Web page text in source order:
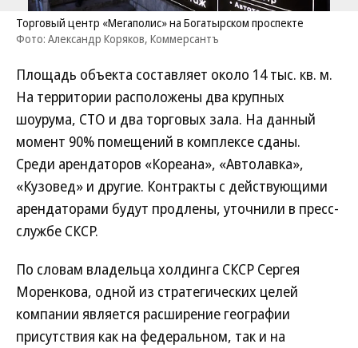
Торговый центр «Мегаполис» на Богатырском проспекте
Фото: Александр Коряков, Коммерсантъ
Площадь объекта составляет около 14 тыс. кв. м.
На территории расположены два крупных
шоурума, СТО и два торговых зала. На данный
момент 90% помещений в комплексе сданы.
Среди арендаторов «Кореана», «Автолавка»,
«Кузовед» и другие. Контракты с действующими
арендаторами будут продлены, уточнили в пресс-
службе СКСР.
По словам владельца холдинга СКСР Сергея
Моренкова, одной из стратегических целей
компании является расширение географии
присутствия как на федеральном, так и на